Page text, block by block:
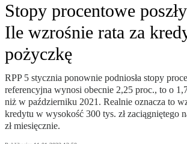
Stopy procentowe
Ile wzrośnie rata za
pożyczkę
RPP 5 stycznia ponownie podniosła stopy
referencyjna wynosi obecnie 2,25 proc., to o
niż w październiku 2021. Realnie oznacza to
kredytu w wysokość 300 tys. zł zaciągniętego
zł miesięcznie.